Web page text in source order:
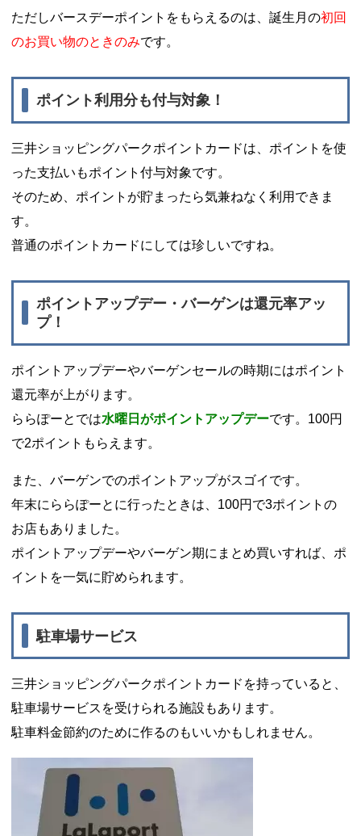
ただしバースデーポイントをもらえるのは、誕生月の初回
のお買い物のときのみです。
ポイント利用分も付与対象！
三井ショッピングパークポイントカードは、ポイントを使
った支払いもポイント付与対象です。
そのため、ポイントが貯まったら気兼ねなく利用できま
す。
普通のポイントカードにしては珍しいですね。
ポイントアップデー・バーゲンは還元率アッ
プ！
ポイントアップデーやバーゲンセールの時期にはポイント
還元率が上がります。
ららぽーとでは水曜日がポイントアップデーです。100円
で2ポイントもらえます。
また、バーゲンでのポイントアップがスゴイです。
年末にららぽーとに行ったときは、100円で3ポイントの
お店もありました。
ポイントアップデーやバーゲン期にまとめ買いすれば、ポ
イントを一気に貯められます。
駐車場サービス
三井ショッピングパークポイントカードを持っていると、
駐車場サービスを受けられる施設もあります。
駐車料金節約のために作るのもいいかもしれません。